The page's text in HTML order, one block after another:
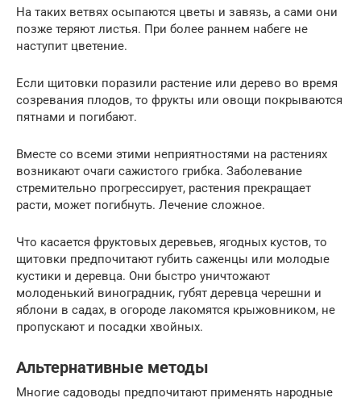
На таких ветвях осыпаются цветы и завязь, а сами они
позже теряют листья. При более раннем набеге не
наступит цветение.
Если щитовки поразили растение или дерево во время
созревания плодов, то фрукты или овощи покрываются
пятнами и погибают.
Вместе со всеми этими неприятностями на растениях
возникают очаги сажистого грибка. Заболевание
стремительно прогрессирует, растения прекращает
расти, может погибнуть. Лечение сложное.
Что касается фруктовых деревьев, ягодных кустов, то
щитовки предпочитают губить саженцы или молодые
кустики и деревца. Они быстро уничтожают
молоденький виноградник, губят деревца черешни и
яблони в садах, в огороде лакомятся крыжовником, не
пропускают и посадки хвойных.
Альтернативные методы
Многие садоводы предпочитают применять народные